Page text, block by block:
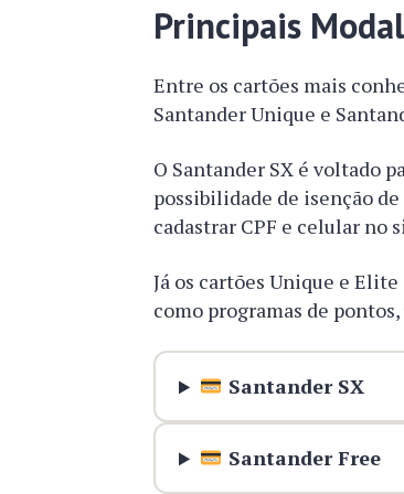
Principais
Entre os cartões mais
Santander Unique e
O Santander SX é voltado
possibilidade de isenção
cadastrar CPF e celular no
Já os cartões Unique e
como programas de
Santander SX
Santander Free